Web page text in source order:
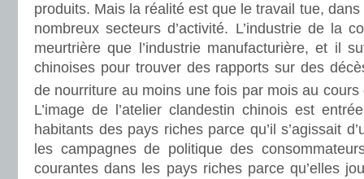
produits. Mais la réalité est que le travail tue,
nombreux secteurs d’activité. L’industrie de la
meurtrière que l’industrie manufacturière, et il
chinoises pour trouver des rapports sur des
de nourriture au moins une fois par mois au
L’image de l’atelier clandestin chinois est
habitants des pays riches parce qu’il s’agissait
les campagnes de politique des
courantes dans les pays riches parce qu’elles